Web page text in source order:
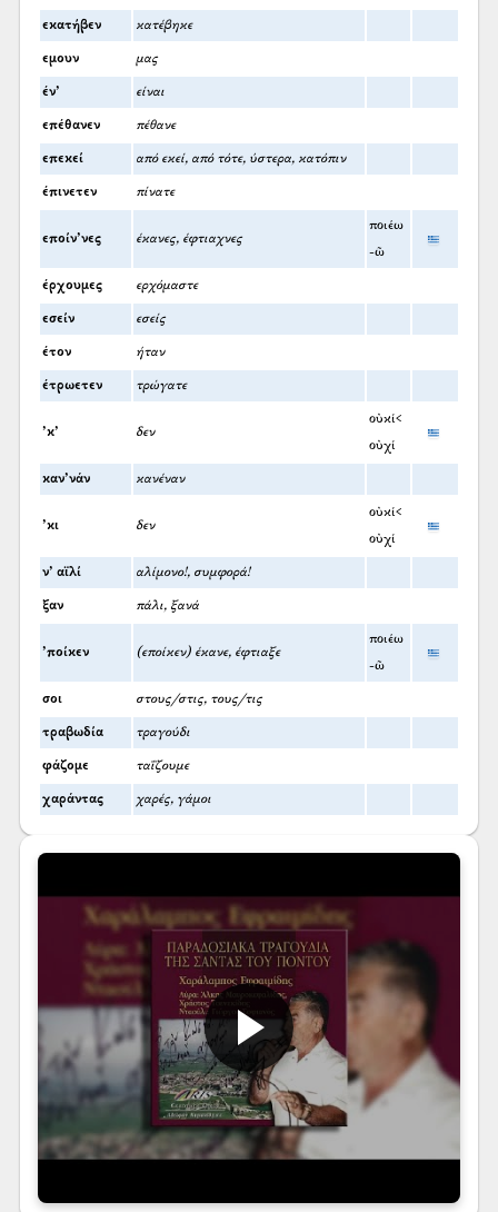
εκατήβεν κατέβηκε
εμουν μας
έν’ είναι
επέθανεν πέθανε
επεκεί από εκεί, από τότε, ύστερα, κατόπιν
έπινετεν πίνατε
εποίν’νες έκανες, έφτιαχνες
ποιέω
-ῶ
έρχουμες ερχόμαστε
εσείν εσείς
έτον ήταν
έτρωετεν τρώγατε
’κ’ δεν
οὐκί<
οὐχί
καν’νάν κανέναν
’κι δεν
οὐκί<
οὐχί
ν’ αϊλί αλίμονο!, συμφορά!
ξαν πάλι, ξανά
’ποίκεν (εποίκεν) έκανε, έφτιαξε
ποιέω
-ῶ
σοι στους/στις, τους/τις
τραβωδία τραγούδι
φάζομε ταΐζουμε
χαράντας χαρές, γάμοι